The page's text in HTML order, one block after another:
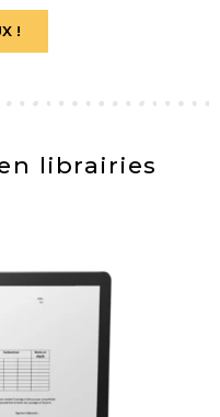
!
librairies